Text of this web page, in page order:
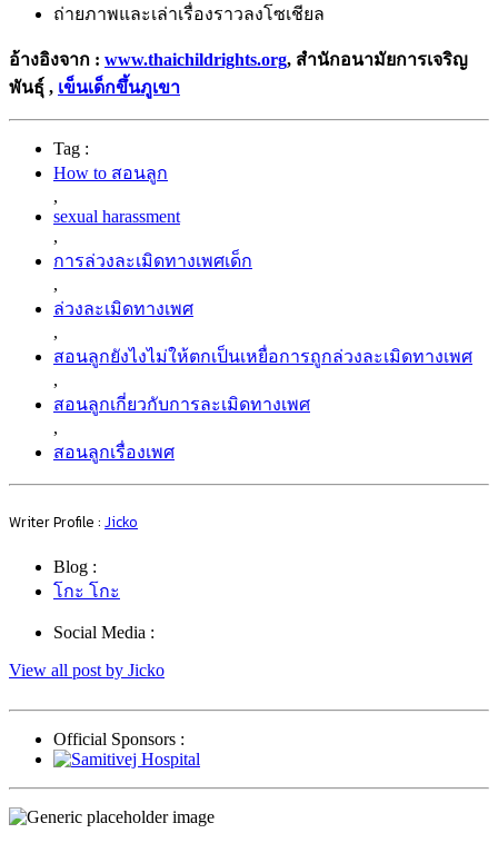
ถ่ายภาพและเล่าเรื่องราวลงโซเชียล
อ้างอิงจาก : www.thaichildrights.org, สำนักอนามัยการเจริญ
พันธุ์ , เข็นเด็กขึ้นภูเขา
Tag :
How to สอนลูก
,
sexual harassment
,
การล่วงละเมิดทางเพศเด็ก
,
ล่วงละเมิดทางเพศ
,
สอนลูกยังไงไม่ให้ตกเป็นเหยื่อการถูกล่วงละเมิดทางเพศ
,
สอนลูกเกี่ยวกับการละเมิดทางเพศ
,
สอนลูกเรื่องเพศ
Writer Profile : Jicko
Blog :
โกะ โกะ
Social Media :
View all post by Jicko
Official Sponsors :